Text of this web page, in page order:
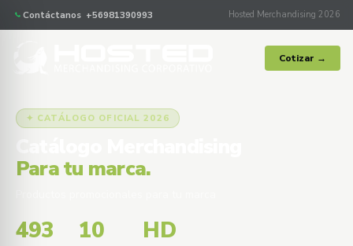
Contáctanos +56981390993 Hosted Merchandising 2026
Cotizar →
✦ CATÁLOGO OFICIAL 2026
Para tu marca.
493 10 HD